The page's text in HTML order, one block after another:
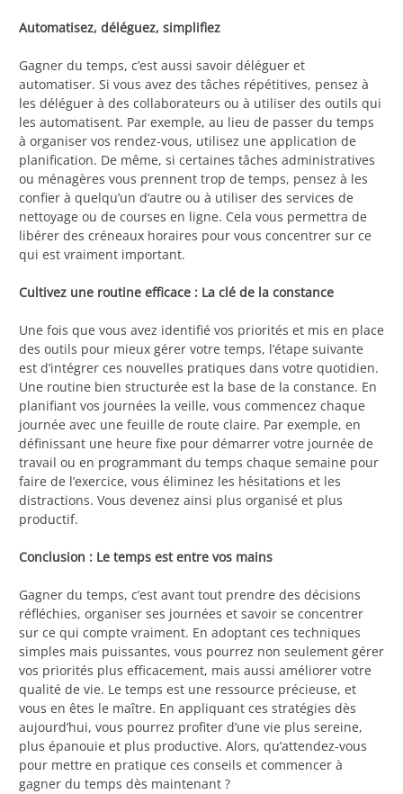
Automatisez, déléguez, simplifiez
Gagner du temps, c’est aussi savoir déléguer et
automatiser. Si vous avez des tâches répétitives, pensez à
les déléguer à des collaborateurs ou à utiliser des outils qui
les automatisent. Par exemple, au lieu de passer du temps
à organiser vos rendez-vous, utilisez une application de
planification. De même, si certaines tâches administratives
ou ménagères vous prennent trop de temps, pensez à les
confier à quelqu’un d’autre ou à utiliser des services de
nettoyage ou de courses en ligne. Cela vous permettra de
libérer des créneaux horaires pour vous concentrer sur ce
qui est vraiment important.
Cultivez une routine efficace : La clé de la constance
Une fois que vous avez identifié vos priorités et mis en place
des outils pour mieux gérer votre temps, l’étape suivante
est d’intégrer ces nouvelles pratiques dans votre quotidien.
Une routine bien structurée est la base de la constance. En
planifiant vos journées la veille, vous commencez chaque
journée avec une feuille de route claire. Par exemple, en
définissant une heure fixe pour démarrer votre journée de
travail ou en programmant du temps chaque semaine pour
faire de l’exercice, vous éliminez les hésitations et les
distractions. Vous devenez ainsi plus organisé et plus
productif.
Conclusion : Le temps est entre vos mains
Gagner du temps, c’est avant tout prendre des décisions
réfléchies, organiser ses journées et savoir se concentrer
sur ce qui compte vraiment. En adoptant ces techniques
simples mais puissantes, vous pourrez non seulement gérer
vos priorités plus efficacement, mais aussi améliorer votre
qualité de vie. Le temps est une ressource précieuse, et
vous en êtes le maître. En appliquant ces stratégies dès
aujourd’hui, vous pourrez profiter d’une vie plus sereine,
plus épanouie et plus productive. Alors, qu’attendez-vous
pour mettre en pratique ces conseils et commencer à
gagner du temps dès maintenant ?